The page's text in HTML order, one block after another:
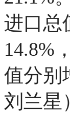
进口总
14.8%
值分别
刘兰星